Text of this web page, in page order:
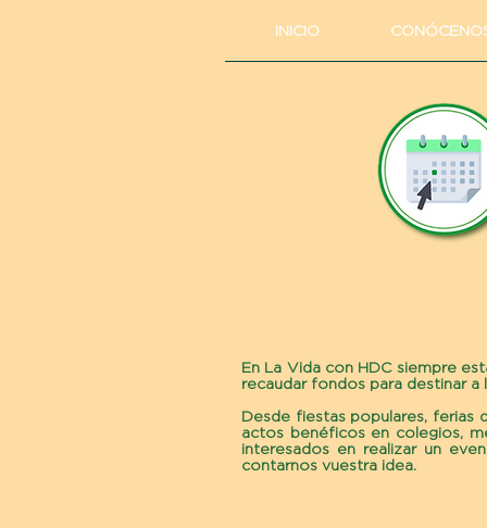
​En La Vida con HDC siempre
recaudar fondos para destinar
Desde fiestas populares, ferias
actos benéficos en colegios,
interesados en realizar un
contarnos vuestra idea.
INICIO